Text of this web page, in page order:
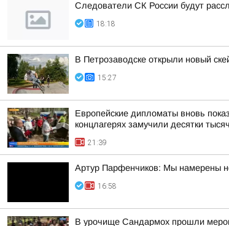
Следователи СК России будут
18:18
В Петрозаводске открыли новый
15:27
Европейские дипломаты вновь
концлагерях замучили десятки
21:39
Артур Парфенчиков: Мы намерены
16:58
В урочище Сандармох прошли